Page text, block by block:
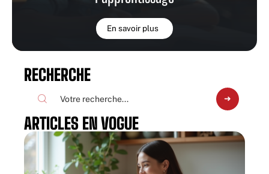
En savoir plus
RECHERCHE
ARTICLES EN VOGUE